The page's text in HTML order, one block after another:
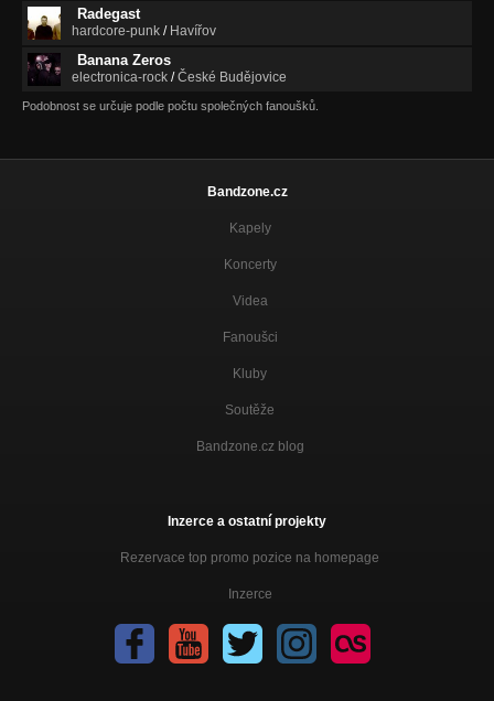
Radegast
hardcore-punk / Havířov
Banana Zeros
electronica-rock /České Budějovice
Podobnost se určuje podle počtu společných fanoušků.
Bandzone.cz
Kapely
Koncerty
Videa
Fanoušci
Kluby
Soutěže
Bandzone.cz blog
Inzerce a ostatní projekty
Rezervace top promo pozice na homepage
Inzerce